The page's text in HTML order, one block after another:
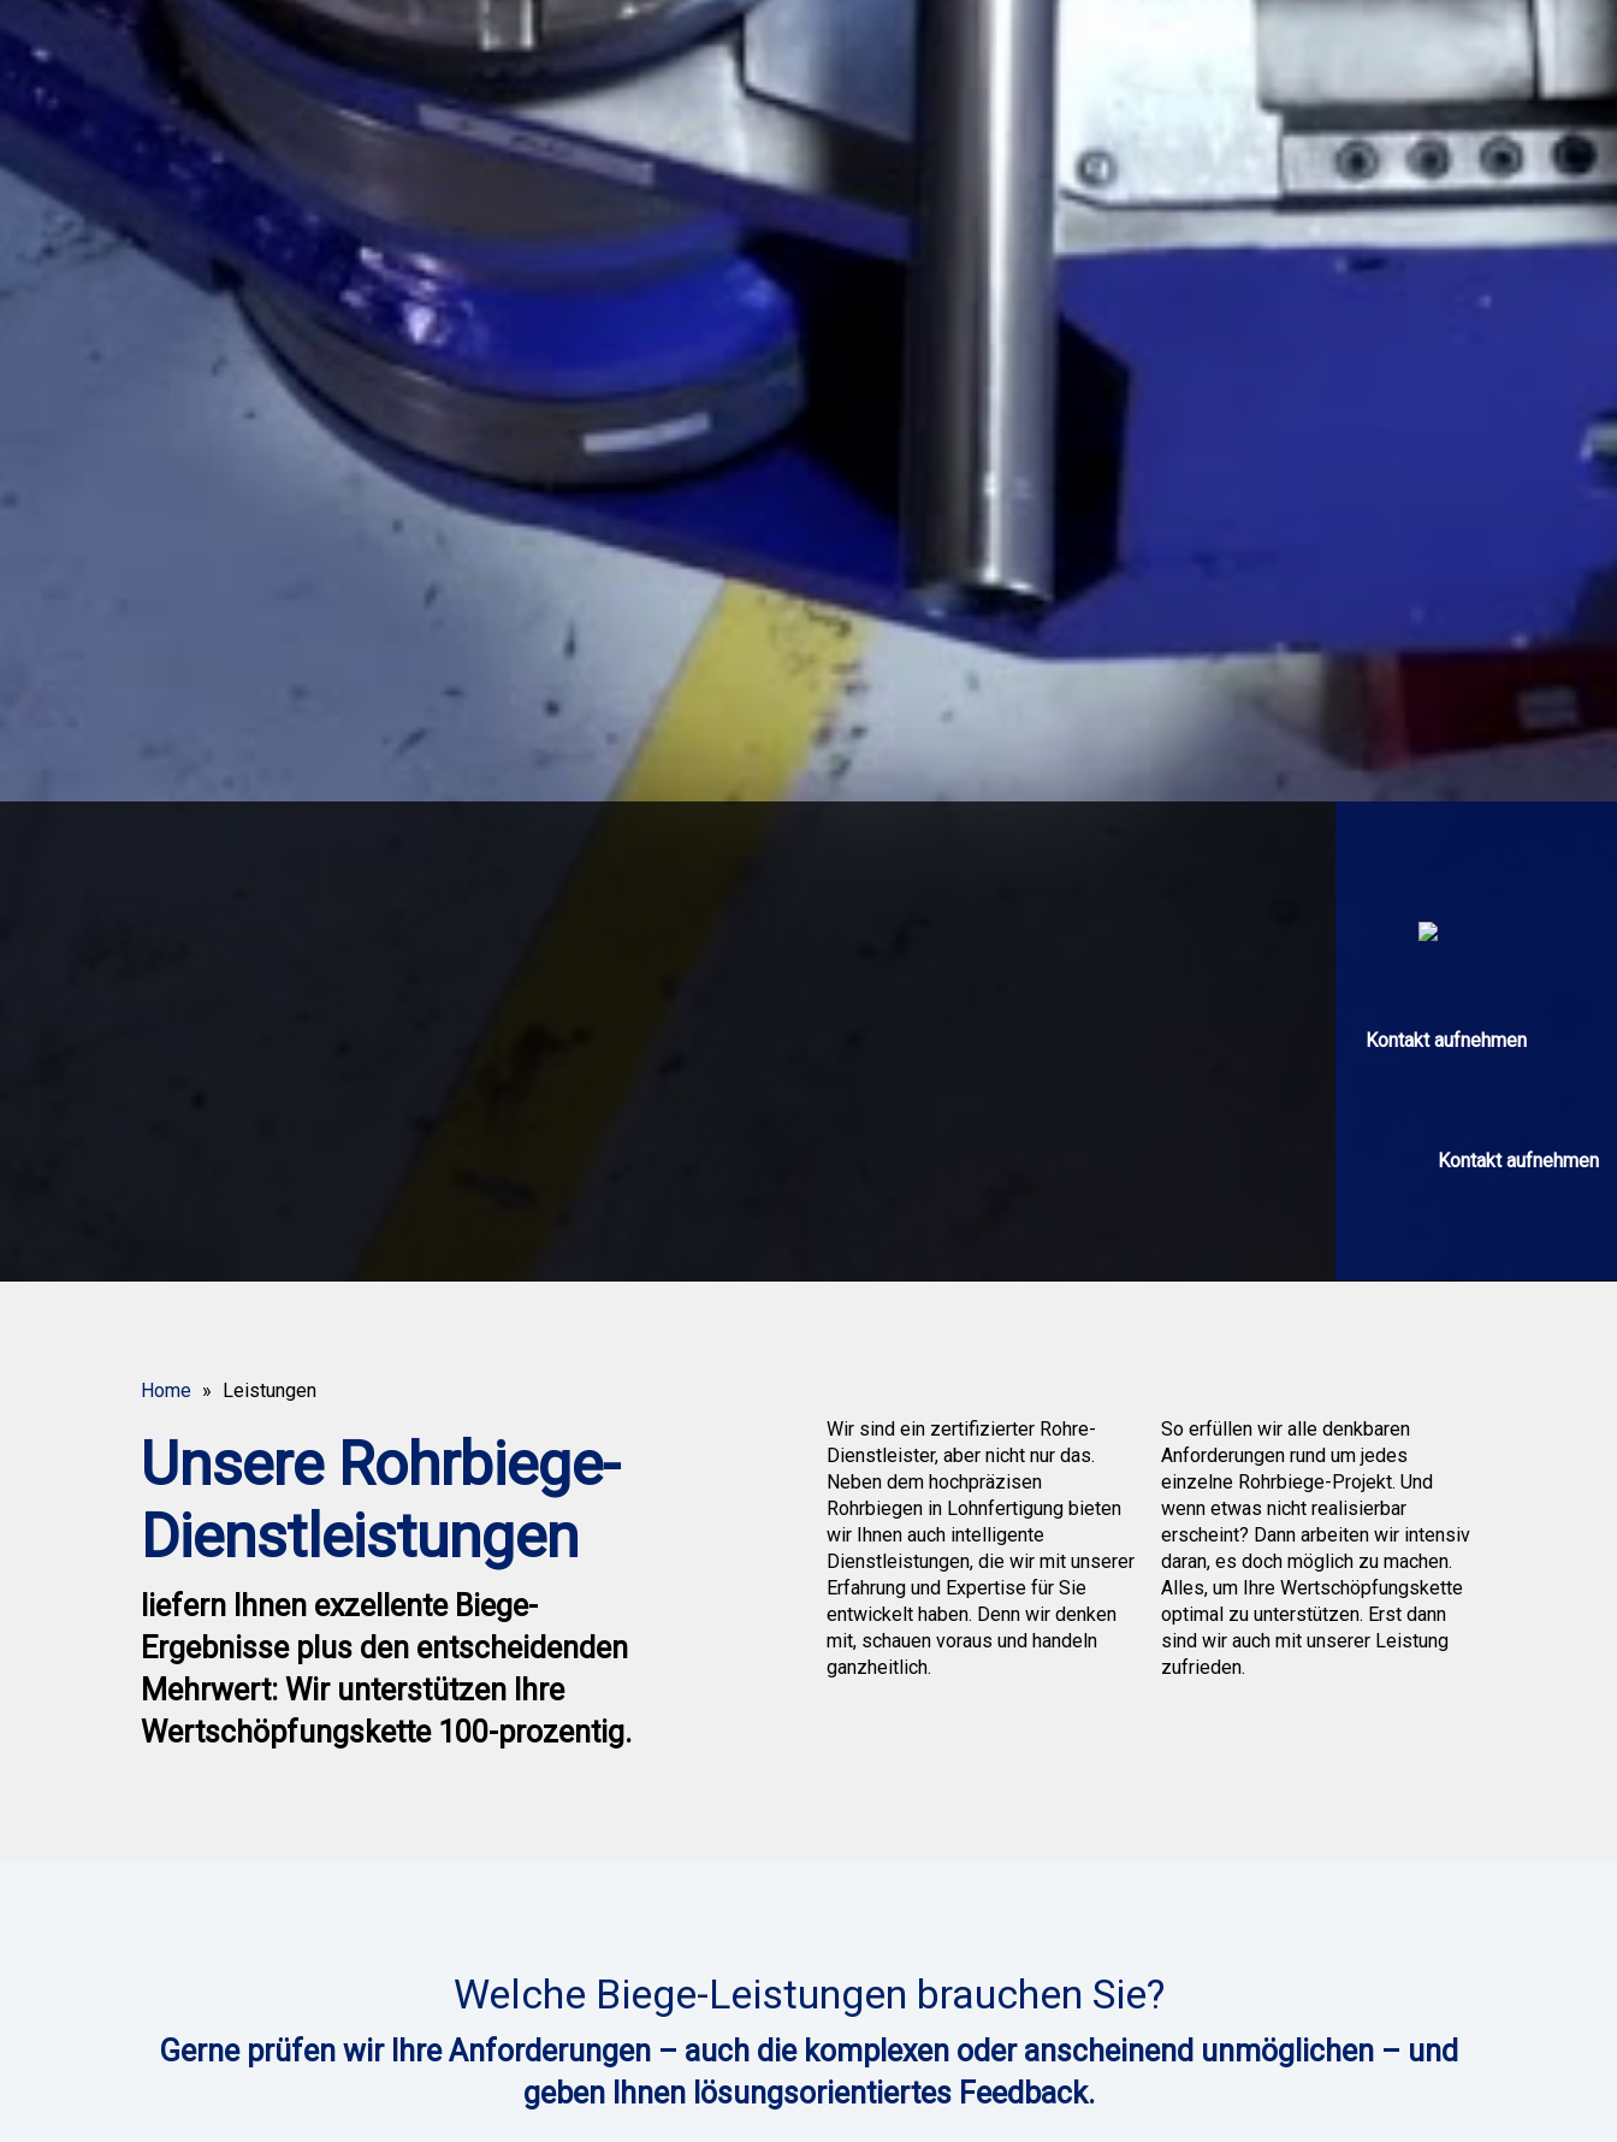
Kontakt aufnehmen
Home Leistungen
Unsere Rohrbiege-
Dienstleistungen
liefern Ihnen exzellente Biege-
Ergebnisse plus den entscheidenden
Mehrwert: Wir unterstützen Ihre
Wertschöpfungskette 100-prozentig.
Wir sind ein zertifizierter Rohre-
Dienstleister, aber nicht nur das.
Neben dem hochpräzisen
Rohrbiegen in Lohnfertigung bieten
wir Ihnen auch intelligente
Dienstleistungen, die wir mit unserer
Erfahrung und Expertise für Sie
entwickelt haben. Denn wir denken
mit, schauen voraus und handeln
ganzheitlich.
So erfüllen wir alle denkbaren
Anforderungen rund um jedes
einzelne Rohrbiege-Projekt. Und
wenn etwas nicht realisierbar
erscheint? Dann arbeiten wir intensiv
daran, es doch möglich zu machen.
Alles, um Ihre Wertschöpfungskette
optimal zu unterstützen. Erst dann
sind wir auch mit unserer Leistung
zufrieden.
Welche Biege-Leistungen brauchen Sie?
Gerne prüfen wir Ihre Anforderungen – auch die komplexen oder anscheinend unmöglichen – und
geben Ihnen lösungsorientiertes Feedback.